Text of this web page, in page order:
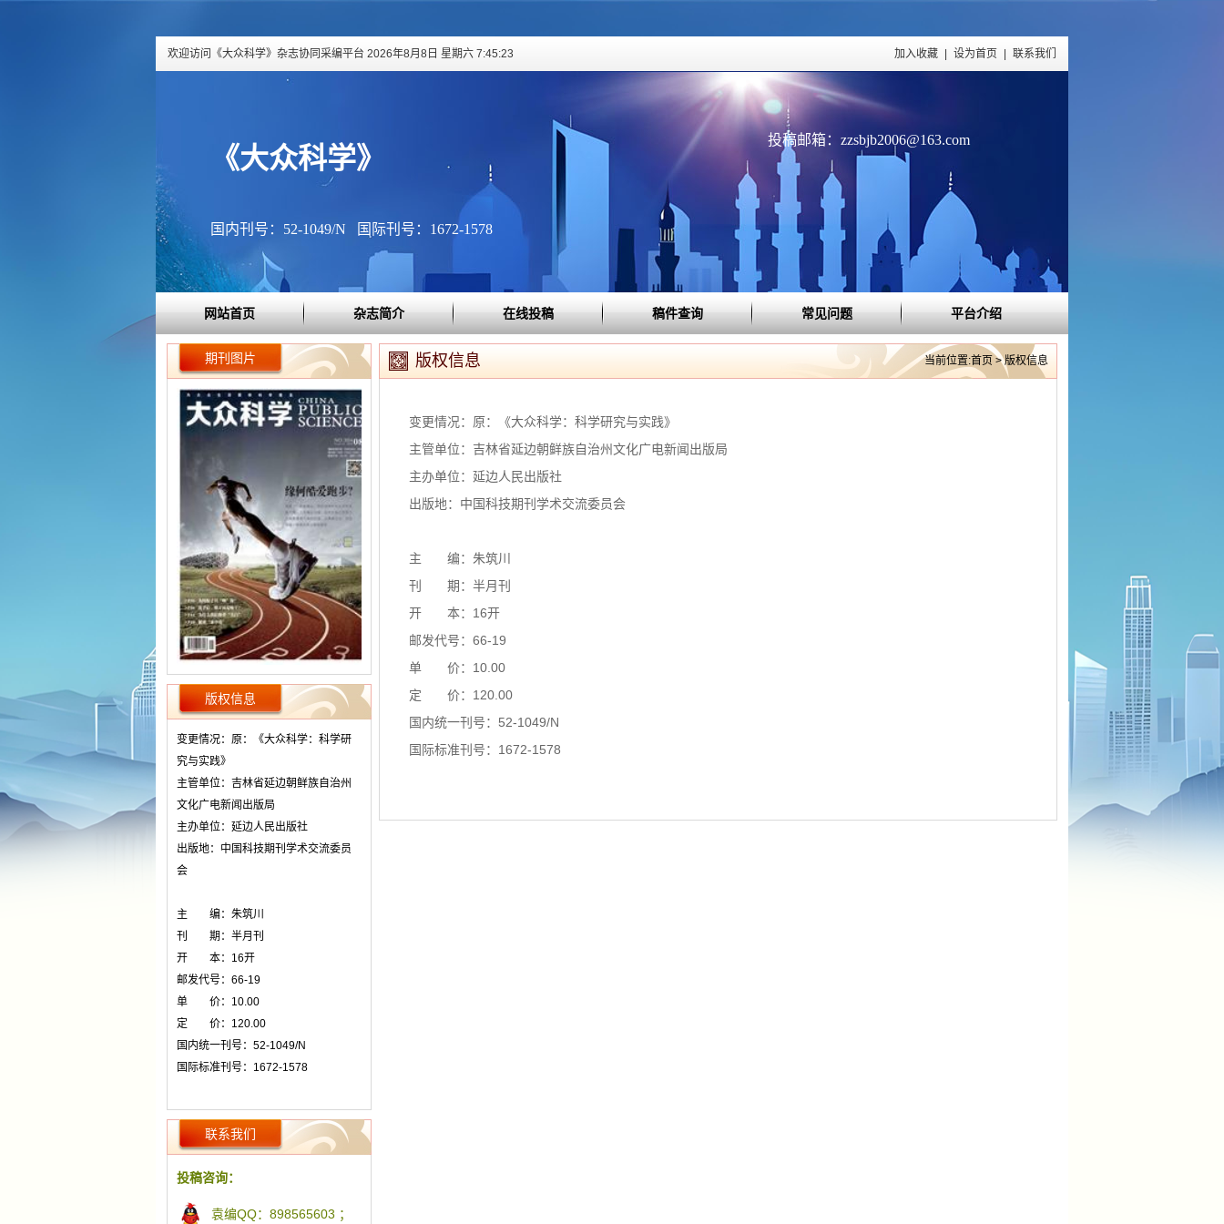
欢迎访问《大众科学》杂志协同采编平台 2026年8月8日 星期六 7:45:23 加入收藏 设为首页 联系我们
《大众科学》
国内刊号：52-1049/N 国际刊号：1672-1578
投稿邮箱：zzsbjb2006@163.com
网站首页 杂志简介 在线投稿 稿件查询 常见问题 平台介绍
期刊图片
版权信息
变更情况：原：《大众科学：科学研
究与实践》
主管单位：吉林省延边朝鲜族自治州
文化广电新闻出版局
主办单位：延边人民出版社
出版地：中国科技期刊学术交流委员
会
主 编：朱筑川
刊 期：半月刊
开 本：16开
邮发代号：66-19
单 价：10.00
定 价：120.00
国内统一刊号：52-1049/N
国际标准刊号：1672-1578
联系我们
投稿咨询：
袁编QQ：898565603 ；
版权信息 当前位置:首页 > 版权信息
变更情况：原：《大众科学：科学研究与实践》
主管单位：吉林省延边朝鲜族自治州文化广电新闻出版局
主办单位：延边人民出版社
出版地：中国科技期刊学术交流委员会
主 编：朱筑川
刊 期：半月刊
开 本：16开
邮发代号：66-19
单 价：10.00
定 价：120.00
国内统一刊号：52-1049/N
国际标准刊号：1672-1578